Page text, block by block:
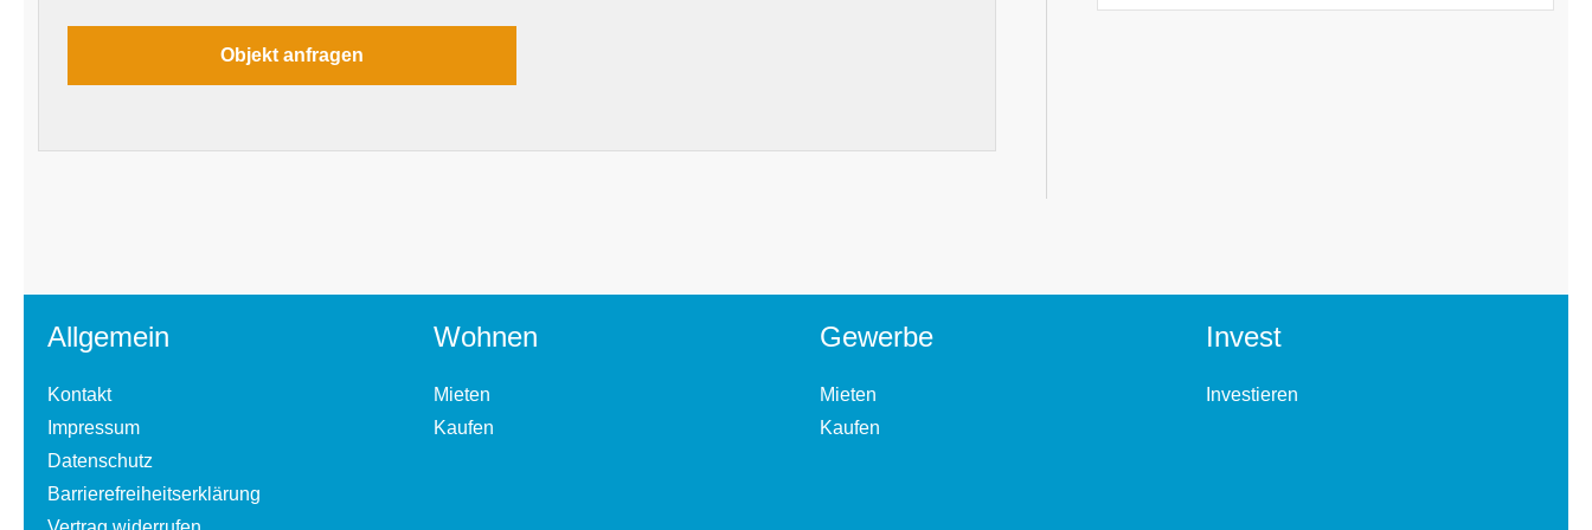
Allgemein
Kontakt
Impressum
Datenschutz
Barrierefreiheitserklärung
Wohnen
Mieten
Kaufen
Gewerbe
Mieten
Kaufen
Invest
Investieren